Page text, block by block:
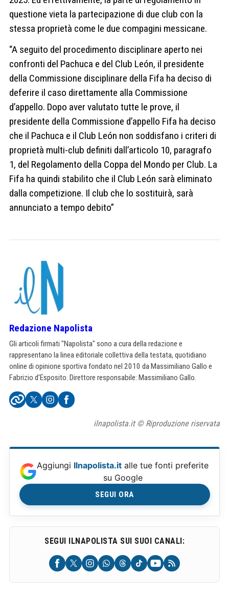
questione vieta la partecipazione di due club con la
stessa proprietà come le due compagini messicane.
“A seguito del procedimento disciplinare aperto nei
confronti del Pachuca e del Club León, il presidente
della Commissione disciplinare della Fifa ha deciso di
deferire il caso direttamente alla Commissione
d’appello. Dopo aver valutato tutte le prove, il
presidente della Commissione d’appello Fifa ha deciso
che il Pachuca e il Club León non soddisfano i criteri di
proprietà multi-club definiti dall’articolo 10, paragrafo
1, del Regolamento della Coppa del Mondo per Club. La
Fifa ha quindi stabilito che il Club León sarà eliminato
dalla competizione. Il club che lo sostituirà, sarà
annunciato a tempo debito”
Redazione Napolista
Gli articoli firmati "Napolista" sono a cura della redazione e
rappresentano la linea editoriale collettiva della testata, quotidiano
online di opinione sportiva fondato nel 2010 da Massimiliano Gallo e
Fabrizio d'Esposito. Direttore responsabile: Massimiliano Gallo.
ilnapolista.it © Riproduzione riservata
Aggiungi Ilnapolista.it alle tue fonti preferite
su Google
SEGUI ORA
SEGUI ILNAPOLISTA SUI SUOI CANALI: